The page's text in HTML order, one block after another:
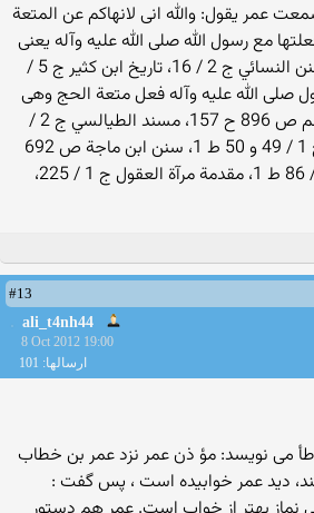
عمر يقول: والله انى لانهاكم عن المتعة
مع رسول الله صلى الله عليه وآله يعنى
العمرة في الحج . راجع: سنن النسائي ج 2 / 16، تاريخ ابن كثير ج 5 /
صلى الله عليه وآله فعل متعة الحج وهى
في كتاب الله: صحيح مسلم ص 896 ح 157، مسند الطيالسي ج 2 /
70 ح 516، مسند أحمد ج 1 / 49 و 50 ط 1، سنن ابن ماجة ص 692
ح 2979، كنز العمال ج 5 / 86 ط 1، مقدمة مرآة العقول ج 1 / 225،
#13
ali_t4nh44
8 Oct 2012 19:00
ارسالها: 101
مى نويسد: مؤ ذن عمر نزد عمر بن خطاب
كند، ديد عمر خوابيده است ، پس گفت :